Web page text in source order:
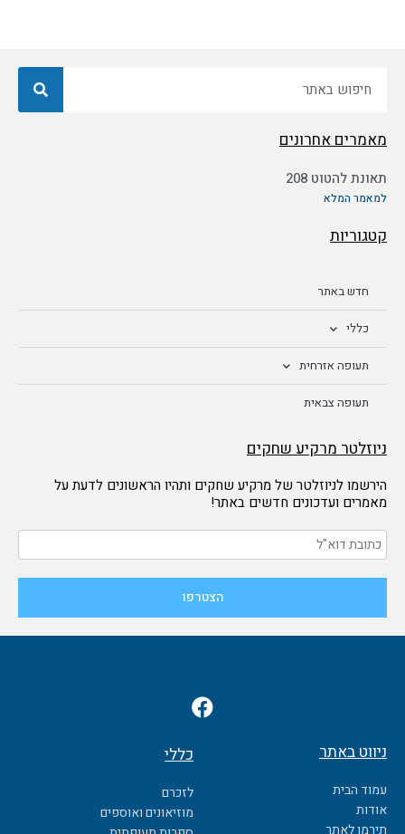
מאמרים אחרונים
תאונת להטוט 208
למאמר המלא
קטגוריות
חדש באתר
כללי
תעופה אזרחית
תעופה צבאית
ניוזלטר מרקיע שחקים
הירשמו לניוזלטר של מרקיע שחקים ותהיו הראשונים לדעת על
מאמרים ועדכונים חדשים באתר!
F
a
e
b
o
ניווט באתר
עמוד הבית
אודות
תירמו לאתר
כללי
לזכרם
מוזיאונים ואוספים